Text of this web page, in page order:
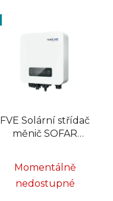
FVE Solární střídač
měnič SOFAR
Momentálně
nedostupné